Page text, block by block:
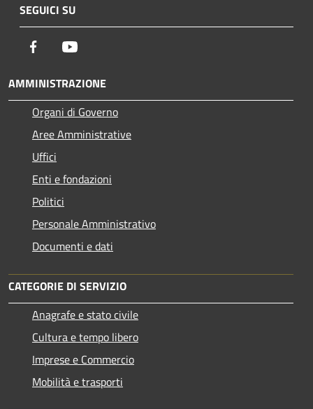
SEGUICI SU
Facebook
AMMINISTRAZIONE
Organi di Governo
Aree Amministrative
Uffici
Enti e fondazioni
Politici
Personale Amministrativo
Documenti e dati
CATEGORIE DI SERVIZIO
Anagrafe e stato civile
Cultura e tempo libero
Imprese e Commercio
Mobilità e trasporti